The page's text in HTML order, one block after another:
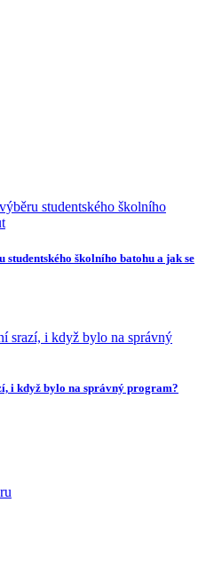
školního batohu a jak se
i když bylo na správný program?